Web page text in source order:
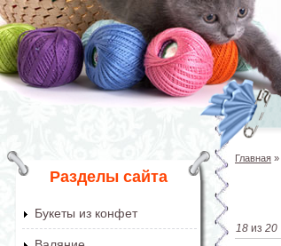
Разделы сайта
Букеты из конфет
Главная »
18 из 20